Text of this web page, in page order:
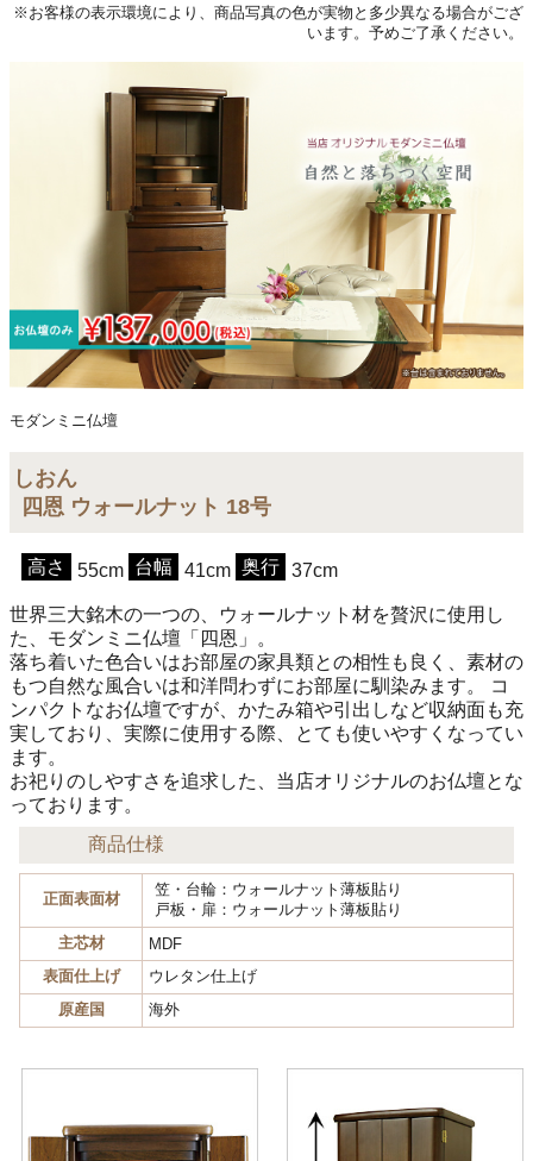
※お客様の表示環境により、商品写真の色が実物と多少異なる場合がござ
います。予めご了承ください。
モダンミニ仏壇
しおん
四恩 ウォールナット 18号
高さ 55cm 台幅 41cm 奥行 37cm
世界三大銘木の一つの、ウォールナット材を贅沢に使用し
た、モダンミニ仏壇「四恩」。
落ち着いた色合いはお部屋の家具類との相性も良く、素材の
もつ自然な風合いは和洋問わずにお部屋に馴染みます。 コ
ンパクトなお仏壇ですが、かたみ箱や引出しなど収納面も充
実しており、実際に使用する際、とても使いやすくなってい
ます。
お祀りのしやすさを追求した、当店オリジナルのお仏壇とな
っております。
商品仕様
正面表面材
笠・台輪：ウォールナット薄板貼り
戸板・扉：ウォールナット薄板貼り
主芯材
MDF
表面仕上げ
ウレタン仕上げ
原産国
海外